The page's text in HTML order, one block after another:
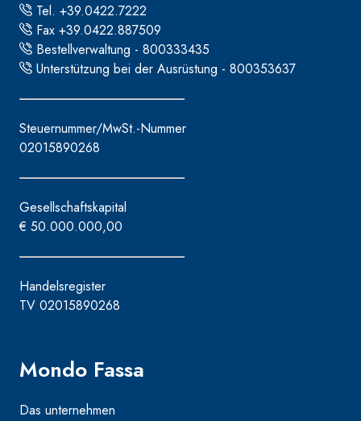
Tel. +39.0422.7222
Fax +39.0422.887509
Bestellverwaltung - 800333435
Unterstützung bei der Ausrüstung - 800353637
Steuernummer/MwSt.-Nummer
02015890268
Gesellschaftskapital
€ 50.000.000,00
Handelsregister
TV 02015890268
Mondo Fassa
Das unternehmen